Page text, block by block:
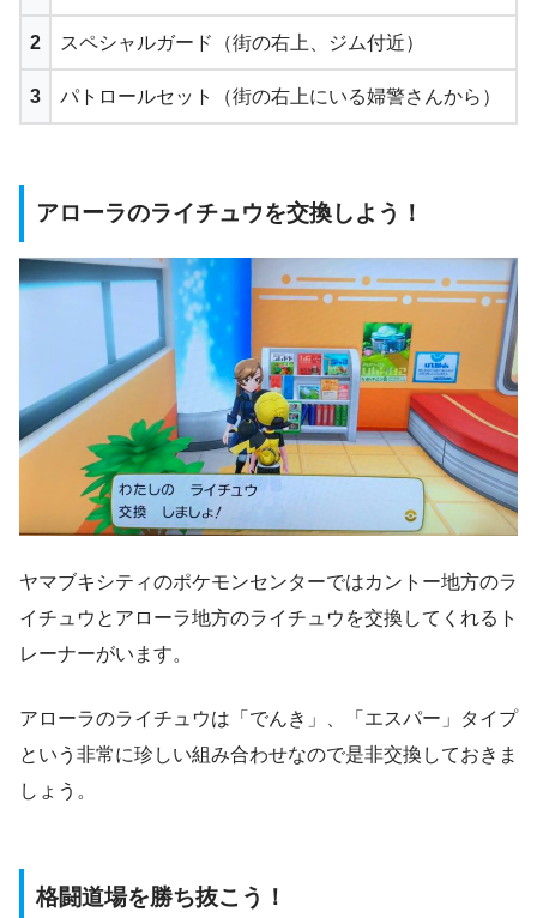
2 スペシャルガード（街の右上、ジム付近）
3 パトロールセット（街の右上にいる婦警さんから）
アローラのライチュウを交換しよう！
ヤマブキシティのポケモンセンターではカントー地方のラ
イチュウとアローラ地方のライチュウを交換してくれるト
レーナーがいます。
アローラのライチュウは「でんき」、「エスパー」タイプ
という非常に珍しい組み合わせなので是非交換しておきま
しょう。
格闘道場を勝ち抜こう！